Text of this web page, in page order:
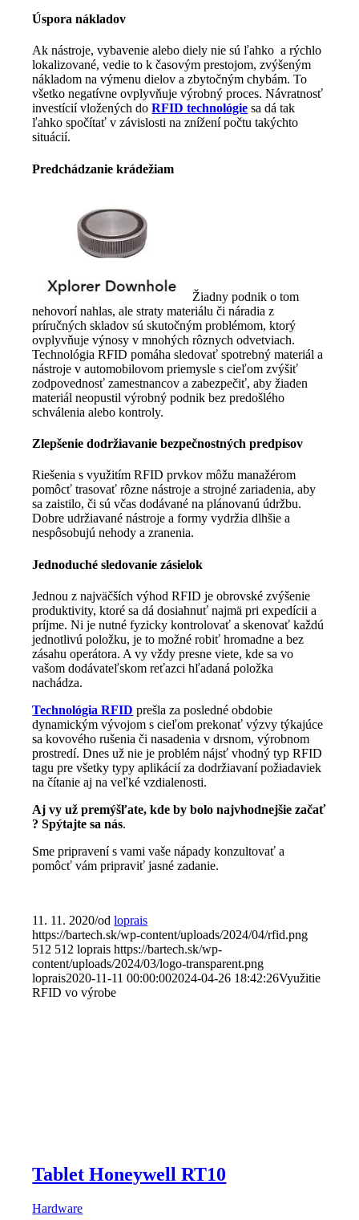
Úspora nákladov
Ak nástroje, vybavenie alebo diely nie sú ľahko a rýchlo
lokalizované, vedie to k časovým prestojom, zvýšeným
nákladom na výmenu dielov a zbytočným chybám. To
všetko negatívne ovplyvňuje výrobný proces. Návratnosť
investícií vložených doRFID technológie sa dá tak
ľahko spočítať v závislosti na znížení počtu takýchto
situácií.
Predchádzanie krádežiam
Žiadny podnik o tom
nehovorí nahlas, ale straty materiálu či náradia z
príručných skladov sú skutočným problémom, ktorý
ovplyvňuje výnosy v mnohých rôznych odvetviach.
Technológia RFID pomáha sledovať spotrebný materiál a
nástroje v automobilovom priemysle s cieľom zvýšiť
zodpovednosť zamestnancov a zabezpečiť, aby žiaden
materiál neopustil výrobný podnik bez predošlého
schválenia alebo kontroly.
Zlepšenie dodržiavanie bezpečnostných predpisov
Riešenia s využitím RFID prvkov môžu manažérom
pomôcť trasovať rôzne nástroje a strojné zariadenia, aby
sa zaistilo, či sú včas dodávané na plánovanú údržbu.
Dobre udržiavané nástroje a formy vydržia dlhšie a
nespôsobujú nehody a zranenia.
Jednoduché sledovanie zásielok
Jednou z najväčších výhod RFID je obrovské zvýšenie
produktivity, ktoré sa dá dosiahnuť najmä pri expedícii a
príjme. Ni je nutné fyzicky kontrolovať a skenovať každú
jednotlivú položku, je to možné robiť hromadne a bez
zásahu operátora. A vy vždy presne viete, kde sa vo
vašom dodávateľskom reťazci hľadaná položka
nachádza.
Technológia RFID prešla za posledné obdobie
dynamickým vývojom s cieľom prekonať výzvy týkajúce
sa kovového rušenia či nasadenia v drsnom, výrobnom
prostredí. Dnes už nie je problém nájsť vhodný typ RFID
tagu pre všetky typy aplikácií za dodržiavaní požiadaviek
na čítanie aj na veľké vzdialenosti.
Aj vy už premýšľate, kde by bolo najvhodnejšie začať
? Spýtajte sa nás.
Sme pripravení s vami vaše nápady konzultovať a
pomôcť vám pripraviť jasné zadanie.
11. 11. 2020/odloprais
https://bartech.sk/wp-content/uploads/2024/04/rfid.png
512 512 loprais https://bartech.sk/wp-
content/uploads/2024/03/logo-transparent.png
loprais2020-11-11 00:00:002024-04-26 18:42:26Využitie
RFID vo výrobe
Tablet Honeywell RT10
Hardware